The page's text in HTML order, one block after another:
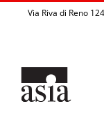
Via Riva di Reno